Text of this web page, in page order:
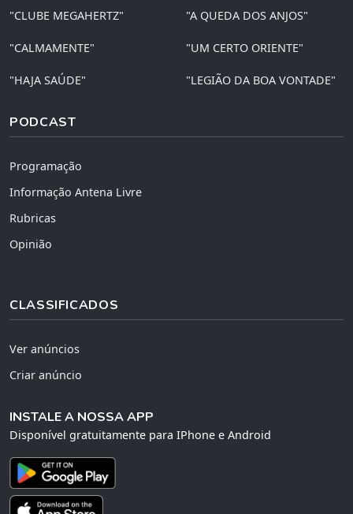
"CLUBE MEGAHERTZ" "A QUEDA DOS ANJOS"
"CALMAMENTE" "UM CERTO ORIENTE"
"HAJA SAÚDE" "LEGIÃO DA BOA VONTADE"
PODCAST
Programação
Informação Antena Livre
Rubricas
Opinião
CLASSIFICADOS
Ver anúncios
Criar anúncio
INSTALE A NOSSA APP
Disponível gratuitamente para IPhone e Android